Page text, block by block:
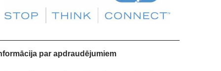
par apdraudējumiem